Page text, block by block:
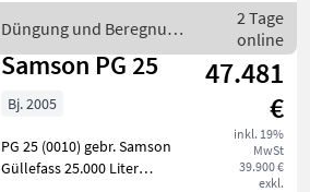
Mineraldüngerstreuer/Wiegestreuer
Düngung und Beregnung
/ Rauch
2 Tage
online
Samson PG 25
47.481
€
inkl. 19%
MwSt
39.900 €
exkl.
Bj. 2005
PG 25 (0010) gebr. Samson
Güllefass 25.000 Liter